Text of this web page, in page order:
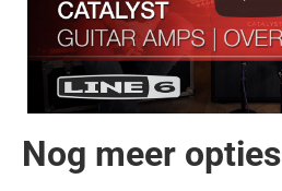
Nog meer opties